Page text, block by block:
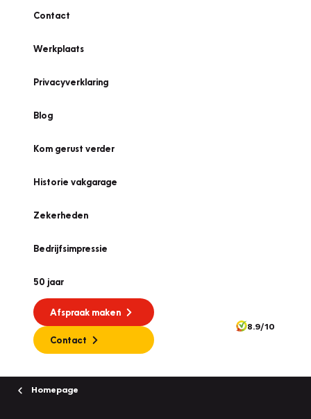
Contact
Werkplaats
Privacyverklaring
Blog
Kom gerust verder
Historie vakgarage
Zekerheden
Bedrijfsimpressie
50 jaar
Afspraak maken
Contact
8.9/10
Homepage